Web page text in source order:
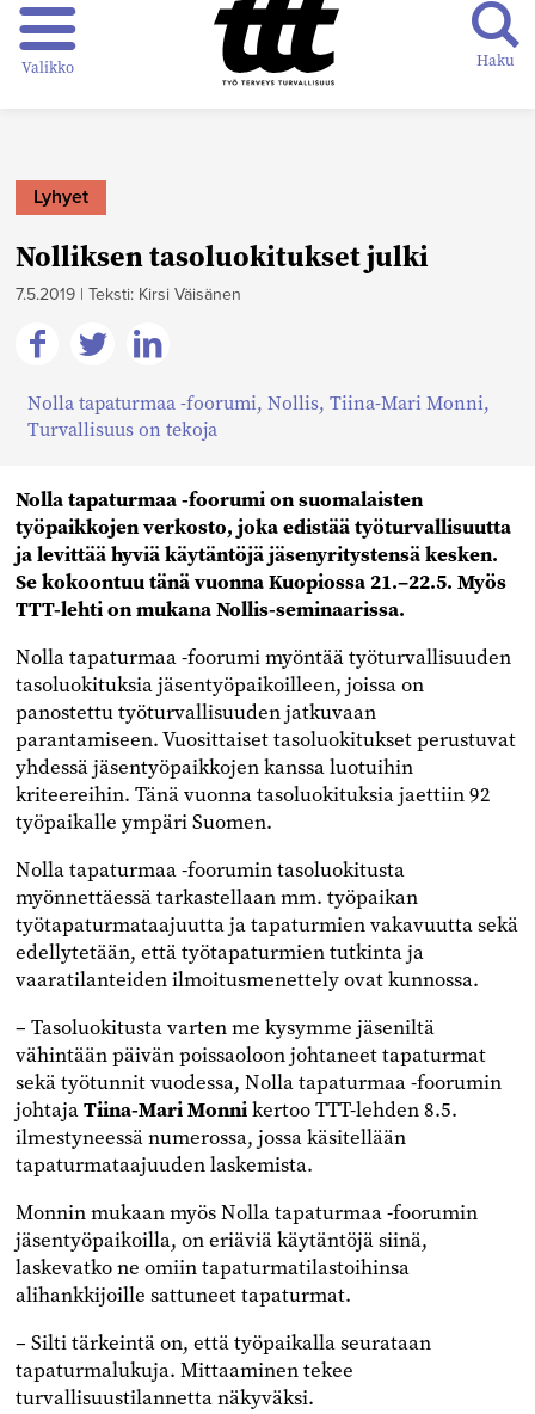
Valikko Haku
Lyhyet
Nolliksen tasoluokitukset julki
7.5.2019 | Teksti: Kirsi Väisänen
Jaa
Facebookissa
Jaa
Twitterissä
Jaa
Linkedinissä
Nolla tapaturmaa -foorumi, Nollis, Tiina-Mari Monni,
Turvallisuus on tekoja
Nolla tapaturmaa -foorumi on suomalaisten
työpaikkojen verkosto, joka edistää työturvallisuutta
ja levittää hyviä käytäntöjä jäsenyritystensä kesken.
Se kokoontuu tänä vuonna Kuopiossa 21.–22.5. Myös
TTT-lehti on mukana Nollis-seminaarissa.
Nolla tapaturmaa -foorumi myöntää työturvallisuuden
tasoluokituksia jäsentyöpaikoilleen, joissa on
panostettu työturvallisuuden jatkuvaan
parantamiseen. Vuosittaiset tasoluokitukset perustuvat
yhdessä jäsentyöpaikkojen kanssa luotuihin
kriteereihin. Tänä vuonna tasoluokituksia jaettiin 92
työpaikalle ympäri Suomen.
Nolla tapaturmaa -foorumin tasoluokitusta
myönnettäessä tarkastellaan mm. työpaikan
työtapaturmataajuutta ja tapaturmien vakavuutta sekä
edellytetään, että työtapaturmien tutkinta ja
vaaratilanteiden ilmoitusmenettely ovat kunnossa.
– Tasoluokitusta varten me kysymme jäseniltä
vähintään päivän poissaoloon johtaneet tapaturmat
sekä työtunnit vuodessa, Nolla tapaturmaa -foorumin
johtajaTiina-Mari Monnikertoo TTT-lehden 8.5.
ilmestyneessä numerossa, jossa käsitellään
tapaturmataajuuden laskemista.
Monnin mukaan myös Nolla tapaturmaa -foorumin
jäsentyöpaikoilla, on eriäviä käytäntöjä siinä,
laskevatko ne omiin tapaturmatilastoihinsa
alihankkijoille sattuneet tapaturmat.
– Silti tärkeintä on, että työpaikalla seurataan
tapaturmalukuja. Mittaaminen tekee
turvallisuustilannetta näkyväksi.